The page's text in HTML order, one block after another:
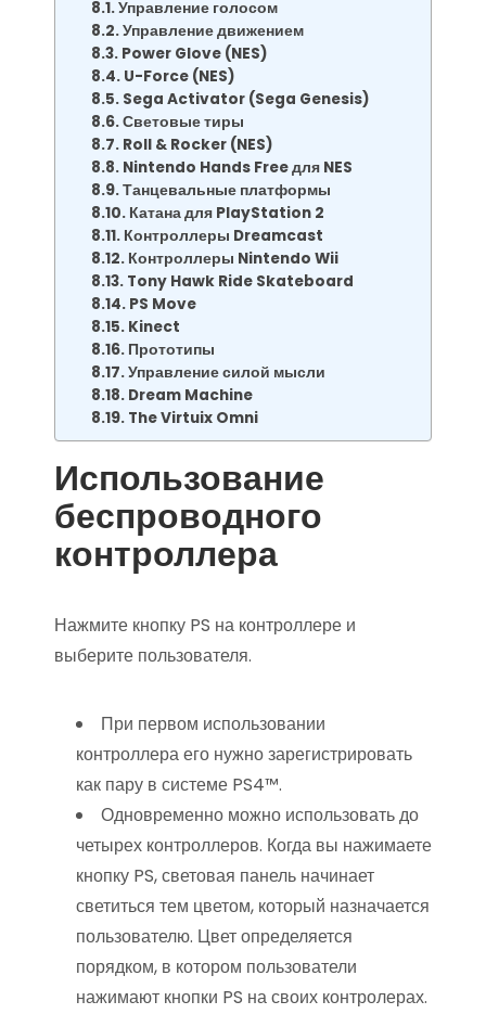
Управление голосом
Управление движением
Power Glove (NES)
U-Force (NES)
Sega Activator (Sega Genesis)
Световые тиры
Roll & Rocker (NES)
Nintendo Hands Free для NES
Танцевальные платформы
Катана для PlayStation 2
Контроллеры Dreamcast
Контроллеры Nintendo Wii
Tony Hawk Ride Skateboard
PS Move
Kinect
Прототипы
Управление силой мысли
Dream Machine
The Virtuix Omni
Использование
беспроводного
контроллера
Нажмите кнопку PS на контроллере и
выберите пользователя.
При первом использовании
контроллера его нужно зарегистрировать
как пару в системе PS4™.
Одновременно можно использовать до
четырех контроллеров. Когда вы нажимаете
кнопку PS, световая панель начинает
светиться тем цветом, который назначается
пользователю. Цвет определяется
порядком, в котором пользователи
нажимают кнопки PS на своих контролерах.